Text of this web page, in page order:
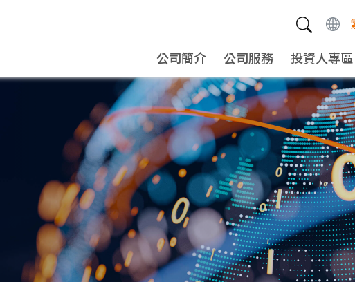
公司簡介 公司服務 投資人專區